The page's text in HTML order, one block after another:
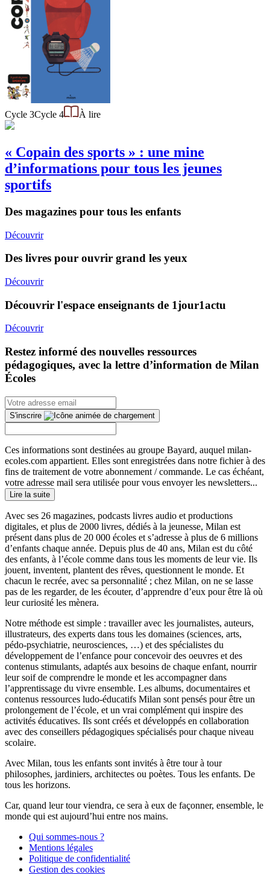
Cycle 3Cycle 4 À lire
« Copain des sports » : une mine
d’informations pour tous les jeunes
sportifs
Des magazines pour tous les enfants
Découvrir
Des livres pour ouvrir grand les yeux
Découvrir
Découvrir l'espace enseignants de 1jour1actu
Découvrir
Restez informé des nouvelles ressources
pédagogiques, avec la lettre d’information de Milan
Écoles
S'inscrire
Ces informations sont destinées au groupe Bayard, auquel milan-
ecoles.com appartient. Elles sont enregistrées dans notre fichier à des
fins de traitement de votre abonnement / commande. Le cas échéant,
votre adresse mail sera utilisée pour vous envoyer les newsletters...
Lire la suite
Avec ses 26 magazines, podcasts livres audio et productions
digitales, et plus de 2000 livres, dédiés à la jeunesse, Milan est
présent dans plus de 20 000 écoles et s’adresse à plus de 6 millions
d’enfants chaque année. Depuis plus de 40 ans, Milan est du côté
des enfants, à l’école comme dans tous les moments de leur vie. Ils
jouent, inventent, plantent des rêves, questionnent le monde. Et
chacun le recrée, avec sa personnalité ; chez Milan, on ne se lasse
pas de les regarder, de les écouter, d’apprendre d’eux pour être là où
leur curiosité les mènera.
Notre méthode est simple : travailler avec les journalistes, auteurs,
illustrateurs, des experts dans tous les domaines (sciences, arts,
pédo-psychiatrie, neurosciences, …) et des spécialistes du
développement de l’enfance pour concevoir des oeuvres et des
contenus stimulants, adaptés aux besoins de chaque enfant, nourrir
leur soif de comprendre le monde et les accompagner dans
l’apprentissage du vivre ensemble. Les albums, documentaires et
contenus ressources ludo-éducatifs Milan sont pensés pour être un
prolongement de l’école, et un vrai complément qui inspire des
activités éducatives. Ils sont créés et développés en collaboration
avec des conseillers pédagogiques spécialisés pour chaque niveau
scolaire.
Avec Milan, tous les enfants sont invités à être tour à tour
philosophes, jardiniers, architectes ou poètes. Tous les enfants. De
tous les horizons.
Car, quand leur tour viendra, ce sera à eux de façonner, ensemble, le
monde qui est aujourd’hui entre nos mains.
Qui sommes-nous ?
Mentions légales
Politique de confidentialité
Gestion des cookies